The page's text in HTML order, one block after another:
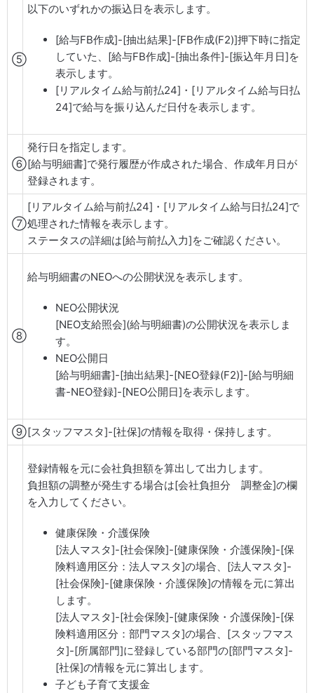
⑤
以下のいずれかの振込日を表示します。
[給与FB作成]-[抽出結果]-[FB作成(F2)]押下時に指定
していた、[給与FB作成]-[抽出条件]-[振込年月日]を
表示します。
[リアルタイム給与前払24]・[リアルタイム給与日払
24]で給与を振り込んだ日付を表示します。
⑥
発行日を指定します。
[給与明細書]で発行履歴が作成された場合、作成年月日が
登録されます。
⑦
[リアルタイム給与前払24]・[リアルタイム給与日払24]で
処理された情報を表示します。
ステータスの詳細は[給与前払入力]をご確認ください。
⑧
給与明細書のNEOへの公開状況を表示します。
NEO公開状況
[NEO支給照会](給与明細書)の公開状況を表示しま
す。
NEO公開日
[給与明細書]-[抽出結果]-[NEO登録(F2)]-[給与明細
書-NEO登録]-[NEO公開日]を表示します。
⑨[スタッフマスタ]-[社保]の情報を取得・保持します。
登録情報を元に会社負担額を算出して出力します。
負担額の調整が発生する場合は[会社負担分 調整金]の欄
を入力してください。
健康保険・介護保険
[法人マスタ]-[社会保険]-[健康保険・介護保険]-[保
険料適用区分：法人マスタ]の場合、[法人マスタ]-
[社会保険]-[健康保険・介護保険]の情報を元に算出
します。
[法人マスタ]-[社会保険]-[健康保険・介護保険]-[保
険料適用区分：部門マスタ]の場合、[スタッフマス
タ]-[所属部門]に登録している部門の[部門マスタ]-
[社保]の情報を元に算出します。
子ども子育て支援金